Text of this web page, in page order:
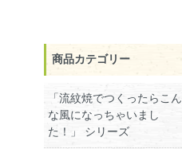
商品カテゴリー
「流紋焼でつくったらこん
な風になっちゃいまし
た！」 シリーズ